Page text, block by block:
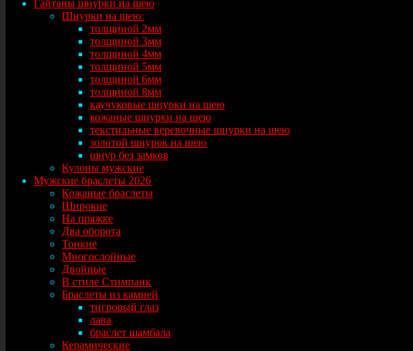
Гайтаны шнурки на шею
Шнурки на шею:
толщиной 2мм
толщиной 3мм
толщиной 4мм
толщиной 5мм
толщиной 6мм
толщиной 8мм
каучуковые шнурки на шею
кожаные шнурки на шею
текстильные веревочные шнурки на шею
золотой шнурок на шею
шнур без замков
Кулоны мужские
Мужские браслеты 2026
Кожаные браслеты
Широкие
На пряжке
Два оборота
Тонкие
Многослойные
Двойные
В стиле Стимпанк
Браслеты из камней
тигровый глаз
лава
браслет шамбала
Керамические